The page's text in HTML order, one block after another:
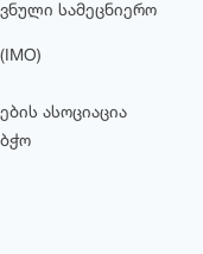
სამეცნიერო
ასოციაცია